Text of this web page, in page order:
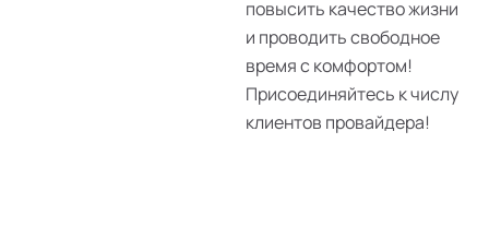
повысить качество жизни
и проводить свободное
время с комфортом!
Присоединяйтесь к числу
клиентов провайдера!